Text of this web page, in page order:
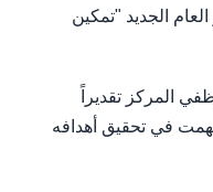
الجديد "تمكين
المركز تقديراً
في تحقيق أهدافه